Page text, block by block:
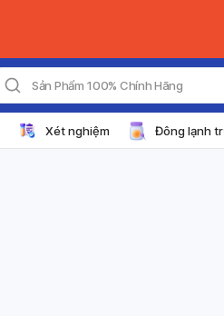
Sản Phẩm 100% Chính Hãng
Xét nghiệm Đông lạnh